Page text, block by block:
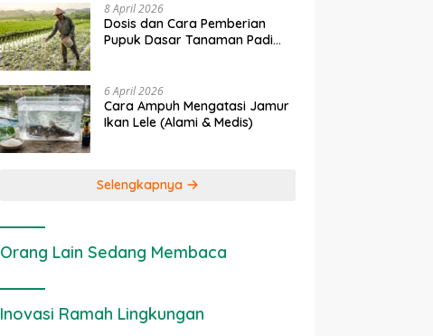
8 April 2026
Dosis dan Cara Pemberian
Pupuk Dasar Tanaman Padi
6 April 2026
Cara Ampuh Mengatasi Jamur
Ikan Lele (Alami & Medis)
Selengkapnya
Orang Lain Sedang Membaca
Inovasi Ramah Lingkungan